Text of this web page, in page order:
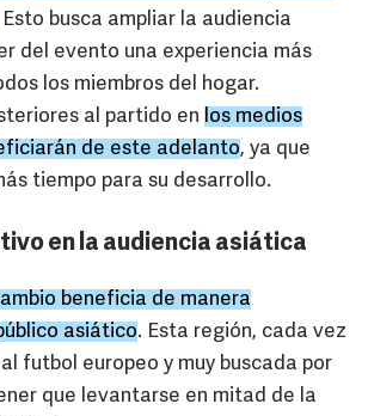
Esto busca ampliar la audiencia
del evento una experiencia más
los miembros del hogar.
al partido en los medios
de este adelanto, ya que
tiempo para su desarrollo.
en la audiencia asiática
beneficia de manera
asiático. Esta región, cada vez
futbol europeo y muy buscada por
que levantarse en mitad de la